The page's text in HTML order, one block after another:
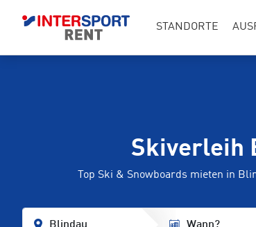
STANDORTE
Skiverleih
Top Ski & Snowboards mieten in
Blindau Wann?